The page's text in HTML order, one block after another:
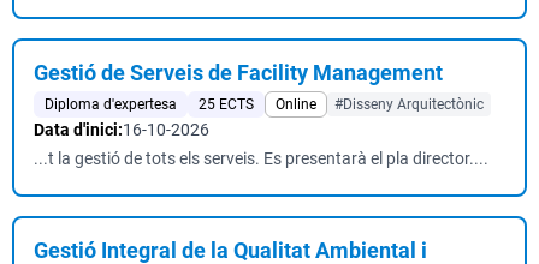
Gestió de Serveis de Facility Management
Diploma d'expertesa 25 ECTS Online #Disseny Arquitectònic
Data d'inici:16-10-2026
...t la gestió de tots els serveis. Es presentarà el pla director....
Gestió Integral de la Qualitat Ambiental i